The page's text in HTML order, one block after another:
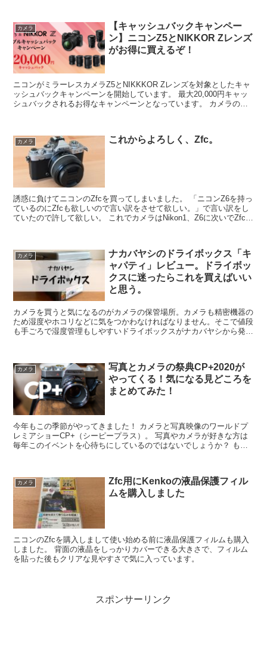
カメラ
【キャッシュバックキャンペー
ン】ニコンZ5とNIKKOR Zレンズ
がお得に買えるぞ！
ニコンがミラーレスカメラZ5とNIKKKOR Zレンズを対象としたキャ
ッシュバックキャンペーンを開始しています。 最大20,000円キャッ
シュバックされるお得なキャンペーンとなっています。 カメラの購
カメラ これからよろしく、Zfc。
誘惑に負けてニコンのZfcを買ってしまいました。 「ニコンZ6を持っ
ているのにZfcも欲しいので言い訳をさせて欲しい。」で言い訳をし
ていたので許して欲しい。 これでカメラはNikon1、Z6に次いでZfcで
カメラ
ナカバヤシのドライボックス「キ
ャパティ」レビュー。ドライボッ
クスに迷ったらこれを買えばいい
と思う。
カメラを買うと気になるのがカメラの保管場所。カメラも精密機器の
ため湿度やホコリなどに気をつかわなければなりません。そこで値段
も手ごろで湿度管理もしやすいドライボックスがナカバヤシから発売
カメラ
写真とカメラの祭典CP+2020が
やってくる！気になる見どころを
まとめてみた！
今年もこの季節がやってきました！ カメラと写真映像のワールドプ
レミアショーCP+（シーピープラス）。 写真やカメラが好きな方は
毎年このイベントを心待ちにしているのではないでしょうか？ もち
カメラ
Zfc用にKenkoの液晶保護フィル
ムを購入しました
ニコンのZfcを購入しまして使い始める前に液晶保護フィルムも購入
しました。 背面の液晶をしっかりカバーできる大きさで、フィルム
を貼った後もクリアな見やすさで気に入っています。
スポンサーリンク